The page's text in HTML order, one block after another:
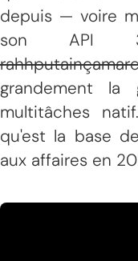
depuis — voire
son API
grandement la
multitâches
qu'est la base
aux affaires en